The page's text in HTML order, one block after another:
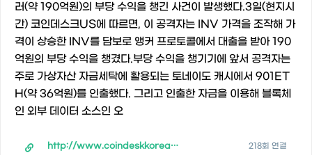
러(약 190억원)의 부당 수익을 챙긴 사건이 발생했다.3일(현지시
간) 코인데스크US에 따르면, 이 공격자는 INV 가격을 조작해 가
격이 상승한 INV를 담보로 앵커 프로토콜에서 대출을 받아 190
억원의 부당 수익을 챙겼다.부당 수익을 챙기기에 앞서 공격자는
주로 가상자산 자금세탁에 활용되는 토네이도 캐시에서 901ET
H(약 36억원)를 인출했다. 그리고 인출한 자금을 이용해 블록체
인 외부 데이터 소스인 오
http://www.coindeskkorea.com/news/articleView.html?idxno=78626 218회 연결